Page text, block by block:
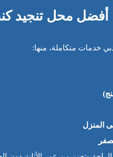
أفضل محل تنجيد
خدمات متكاملة، منها:
المنزل